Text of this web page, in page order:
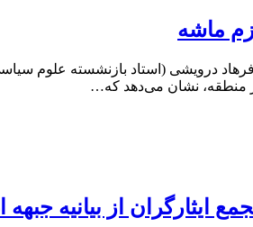
ماشه
منطقه، نشان می‌دهد که…
ایثارگران از بیانیه جبهه